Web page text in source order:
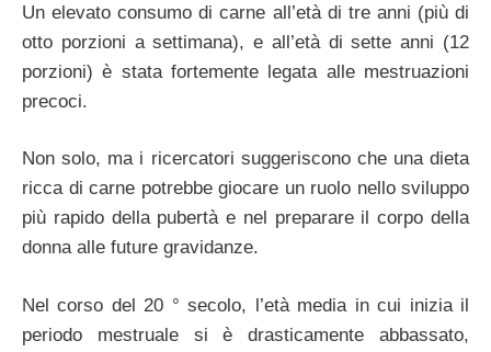
Un elevato consumo di carne all’età di tre anni (più di
otto porzioni a settimana), e all’età di sette anni (12
porzioni) è stata fortemente legata alle mestruazioni
precoci.
Non solo, ma i ricercatori suggeriscono che una dieta
ricca di carne potrebbe giocare un ruolo nello sviluppo
più rapido della pubertà e nel preparare il corpo della
donna alle future gravidanze.
Nel corso del 20 ° secolo, l’età media in cui inizia il
periodo mestruale si è drasticamente abbassato,